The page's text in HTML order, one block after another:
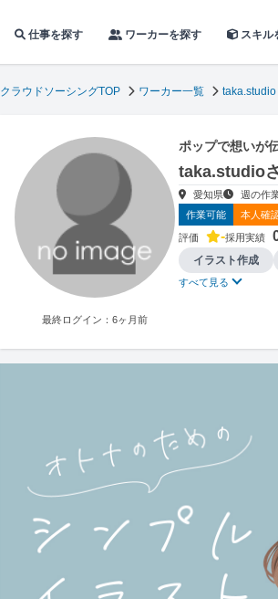
仕事を探す ワーカーを探す スキル
クラウドソーシングTOP ワーカー一覧 taka.studio
最終ログイン：6ヶ月前
ポップで想いが
taka.studio
愛知県 週の作
作業可能
本人確
評価 -採用実績
イラスト作成
すべて見る